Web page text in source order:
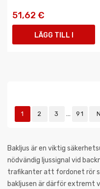
51,62 €
LÄGG TILL I
1 2 3 … 91
Bakljus är en viktig
nödvändig ljussignal vid
trafikanter att fordonet rör
bakljusen är därför extremt